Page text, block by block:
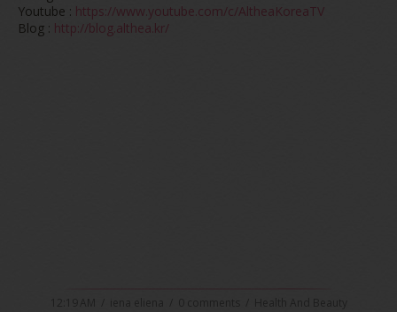
Youtube : https://www.youtube.com/c/AltheaKoreaTV
Blog : http://blog.althea.kr/
0 comments